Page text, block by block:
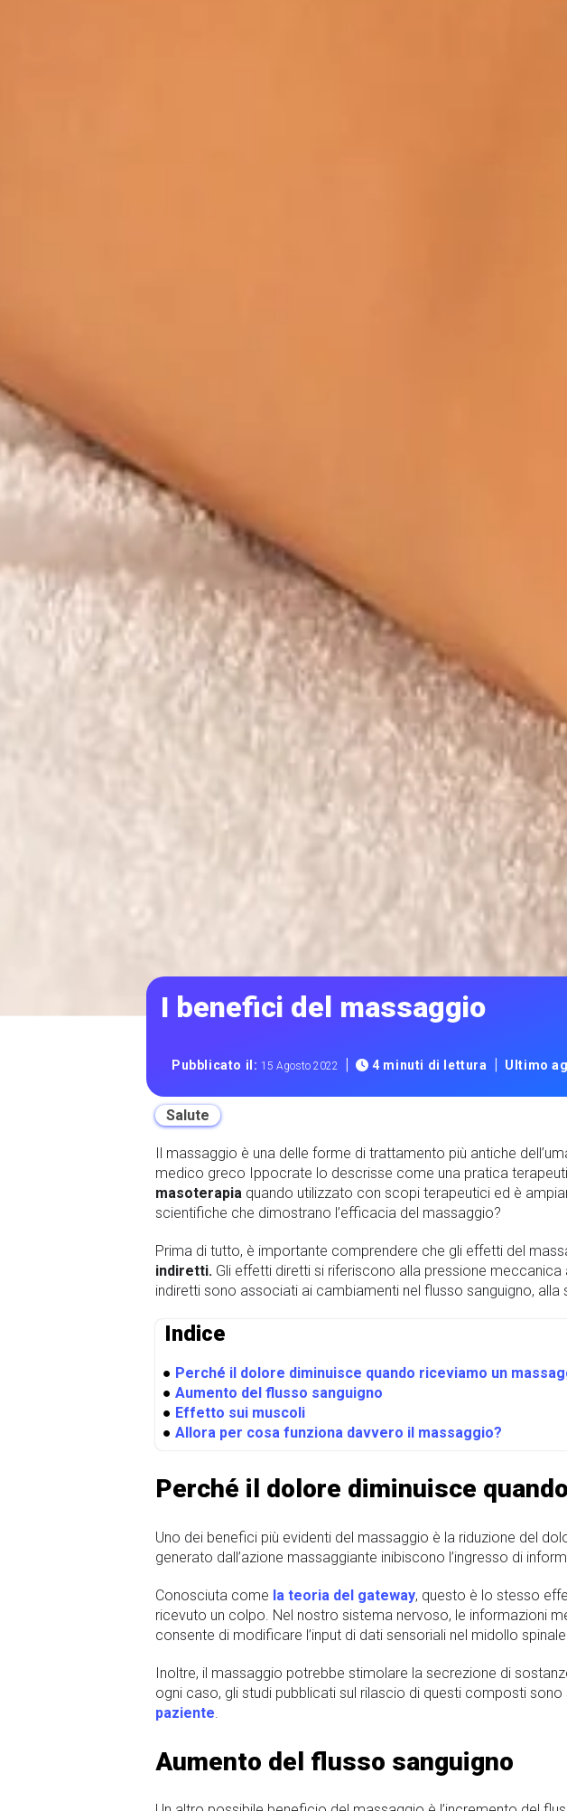
I benefici del massaggio
Pubblicato il:15 Agosto 2022 | 4 minuti di lettura | Ultimo
Salute
Il massaggio è una delle forme di trattamento più antiche
medico greco Ippocrate lo descrisse come una pratica
masoterapia quando utilizzato con scopi terapeutici ed è
scientifiche che dimostrano l’efficacia del massaggio?
Prima di tutto, è importante comprendere che gli effetti del
indiretti. Gli effetti diretti si riferiscono alla pressione
indiretti sono associati ai cambiamenti nel flusso sanguigno,
Indice
● Perché il dolore diminuisce quando riceviamo un
● Aumento del flusso sanguigno
● Effetto sui muscoli
● Allora per cosa funziona davvero il massaggio?
Perché il dolore diminuisce
Uno dei benefici più evidenti del massaggio è la riduzione del
generato dall’azione massaggiante inibiscono l’ingresso di
Conosciuta come la teoria del gateway, questo è lo stesso
ricevuto un colpo. Nel nostro sistema nervoso, le informazioni
consente di modificare l’input di dati sensoriali nel midollo spinale.
Inoltre, il massaggio potrebbe stimolare la secrezione di
ogni caso, gli studi pubblicati sul rilascio di questi composti sono
paziente
Aumento del flusso sanguigno